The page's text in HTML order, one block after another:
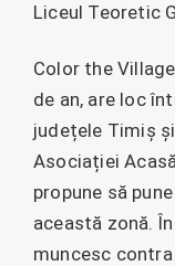
Liceul Teoretic
Color the
de an, are loc
județele Timiș
Asociației
propune să
această zonă.
muncesc